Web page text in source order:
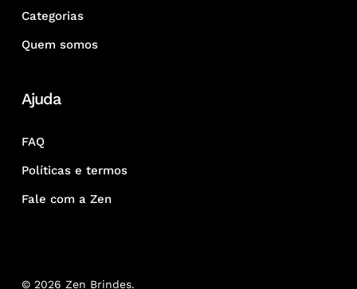
Categorias
Quem somos
Ajuda
FAQ
Políticas e termos
Fale com a Zen
© 2026 Zen Brindes.